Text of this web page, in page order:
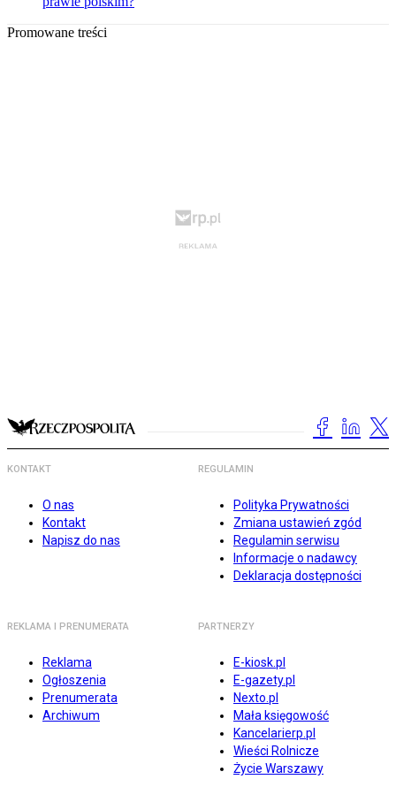
Promowane treści
KONTAKT
O nas
Kontakt
Napisz do nas
REGULAMIN
Polityka Prywatności
Zmiana ustawień zgód
Regulamin serwisu
Informacje o nadawcy
Deklaracja dostępności
REKLAMA I PRENUMERATA
Reklama
Ogłoszenia
Prenumerata
Archiwum
PARTNERZY
E-kiosk.pl
E-gazety.pl
Nexto.pl
Mała księgowość
Kancelarierp.pl
Wieści Rolnicze
Życie Warszawy